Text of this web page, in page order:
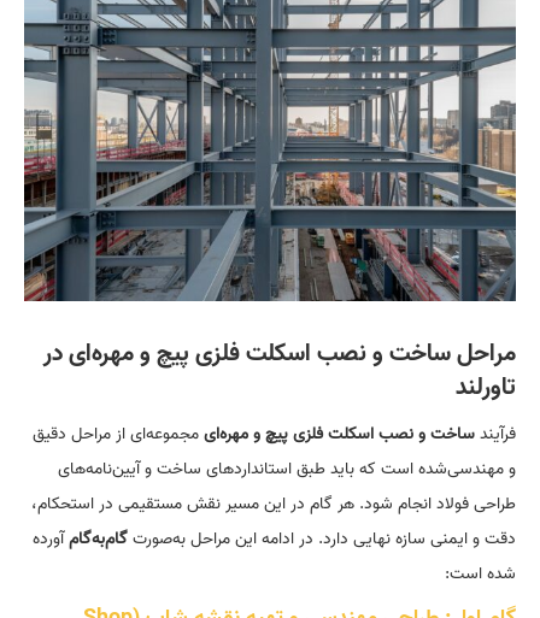
مراحل ساخت و نصب اسکلت فلزی پیچ و مهره‌ای در
تاورلند
فرآیندساخت و نصب اسکلت فلزی پیچ و مهره‌ایمجموعه‌ای از مراحل دقیق
و مهندسی‌شده است که باید طبق استاندارد‌های ساخت و آیین‌نامه‌های
طراحی فولاد انجام شود. هر گام در این مسیر نقش مستقیمی در استحکام،
دقت و ایمنی سازه نهایی دارد. در ادامه این مراحل به‌صورتگام‌به‌گامآورده
شده است: